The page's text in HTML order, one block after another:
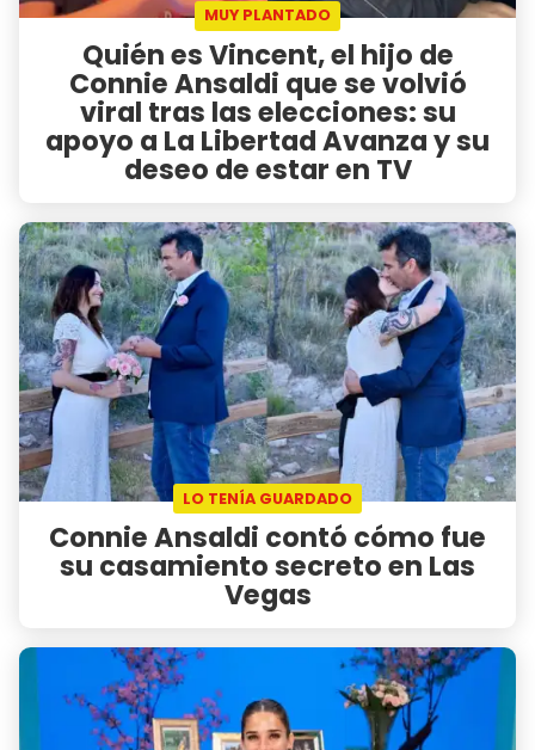
MUY PLANTADO
Quién es Vincent, el hijo de
Connie Ansaldi que se volvió
viral tras las elecciones: su
apoyo a La Libertad Avanza y su
deseo de estar en TV
LO TENÍA GUARDADO
Connie Ansaldi contó cómo fue
su casamiento secreto en Las
Vegas